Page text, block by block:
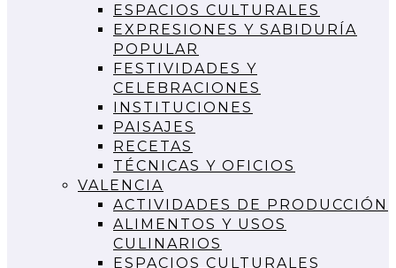
ESPACIOS CULTURALES
EXPRESIONES Y SABIDURÍA
POPULAR
FESTIVIDADES Y
CELEBRACIONES
INSTITUCIONES
PAISAJES
RECETAS
TÉCNICAS Y OFICIOS
VALENCIA
ACTIVIDADES DE PRODUCCIÓN
ALIMENTOS Y USOS
CULINARIOS
ESPACIOS CULTURALES